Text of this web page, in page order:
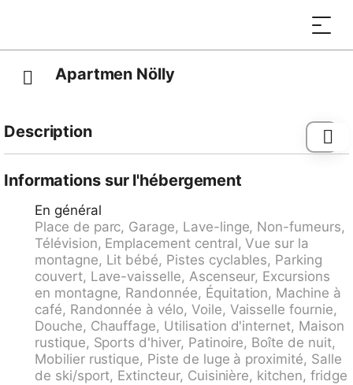
Apartmen Nölly
Description
centre de Davos Platz, situation centrale sur un
versant, à 20 m du domaine skiable, orientée sud.
Infrastructures de la Maison: ascenseur, lave-linge,
sèche-linge (en commun). Accès en voiture jusqu'à la
maison par un chemin raide de 20 m de long. Garage
individuel No 6. Place de parking ou garage pour
voiture de petite - moyenne dimension. Dimension:
hauteur 192 cm largeur 210 cm. Magasins 100 m,
supermarché 400 m, restaurant, bar, boulangerie 100
m, arrêt de bus "Davos Schatzalpbahn" 200 m, lac
Davoser See 2.5 km. Terrain de golf (18 trous) 800 m,
centre sportif 400 m, téléphérique 500 m, train de
montagne 30 m, remontées mécaniques 15 m. Arrêt
Informations sur l'hébergement
En général
Place de parc, Garage, Lave-linge, Non-fumeurs,
Télévision, Emplacement central, Vue sur la
montagne, Lit bébé, Pistes cyclables, Parking
couvert, Lave-vaisselle, Ascenseur, Excursions
en montagne, Randonnée, Équitation, Machine à
café, Randonnée à vélo, Voile, Vaisselle fournie,
Douche, Chauffage, Utilisation d'internet, Maison
rustique, Sports d'hiver, Patinoire, Boîte de nuit,
Mobilier rustique, Piste de luge à proximité, Salle
de ski/sport, Extincteur, Cuisinière, kitchen, fridge